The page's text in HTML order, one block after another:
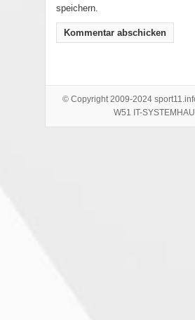
speichern.
© Copyright 2009-2024
W51 IT-